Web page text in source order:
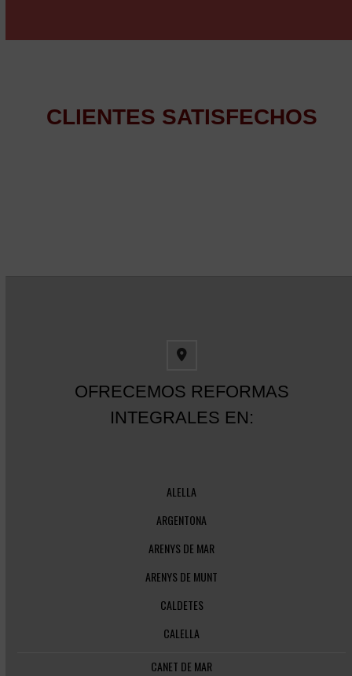
CLIENTES SATISFECHOS
OFRECEMOS REFORMAS
INTEGRALES EN:
ALELLA
ARGENTONA
ARENYS DE MAR
ARENYS DE MUNT
CALDETES
CALELLA
CANET DE MAR